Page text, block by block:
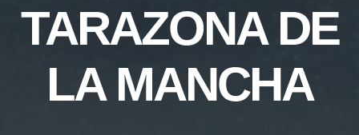
TARAZONA DE
LA MANCHA